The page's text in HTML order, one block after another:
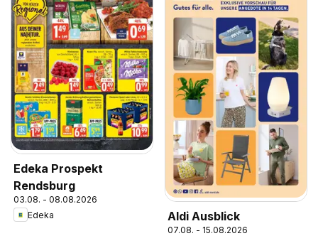
Edeka Prospekt
Rendsburg
03.08. - 08.08.2026
Edeka
Aldi Ausblick
07.08. - 15.08.2026